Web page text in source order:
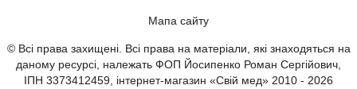
Мапа сайту
© Всі права захищені. Всі права на матеріали, які знаходяться на
даному ресурсі, належать ФОП Йосипенко Роман Сергійович,
ІПН 3373412459, інтернет-магазин «Свій мед» 2010 - 2026